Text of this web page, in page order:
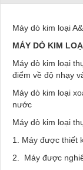
Máy dò kim loại
MÁY DÒ KIM
Máy dò kim loại
điểm về độ nhạy
Máy dò kim loại
nước
Máy dò kim loại
1. Máy được thiết
2. Máy được